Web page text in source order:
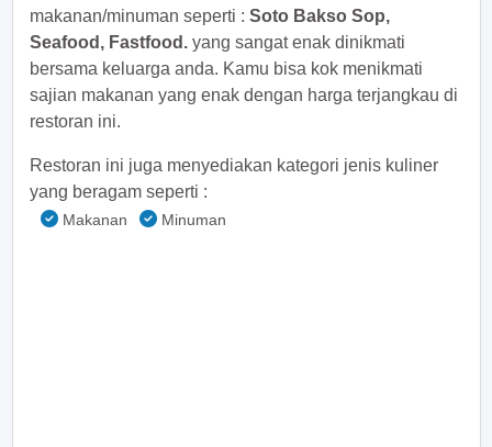
makanan/minuman seperti : Soto Bakso Sop,
Seafood, Fastfood. yang sangat enak dinikmati
bersama keluarga anda. Kamu bisa kok menikmati
sajian makanan yang enak dengan harga terjangkau di
restoran ini.
Restoran ini juga menyediakan kategori jenis kuliner
yang beragam seperti :
Makanan Minuman